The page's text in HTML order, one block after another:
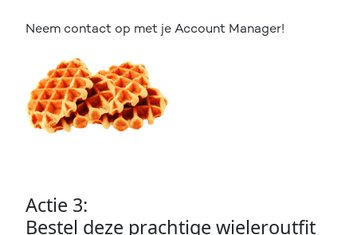
Neem contact op met je Account Manager!
Actie 3:
Bestel deze prachtige wieleroutfit